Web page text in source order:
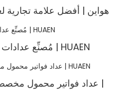
هواين | أفضل علامة تجارية
مُصنِّع عدادات القيمة المختلطة الأكثر مبيعًا | HUAEN
عداد فواتير محمول